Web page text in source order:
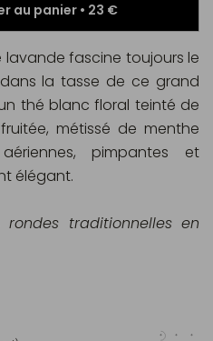
au panier • 23 €
fascine toujours le
la tasse de ce grand
thé blanc floral teinté de
métissé de menthe
pimpantes et
élégant.
traditionnelles en